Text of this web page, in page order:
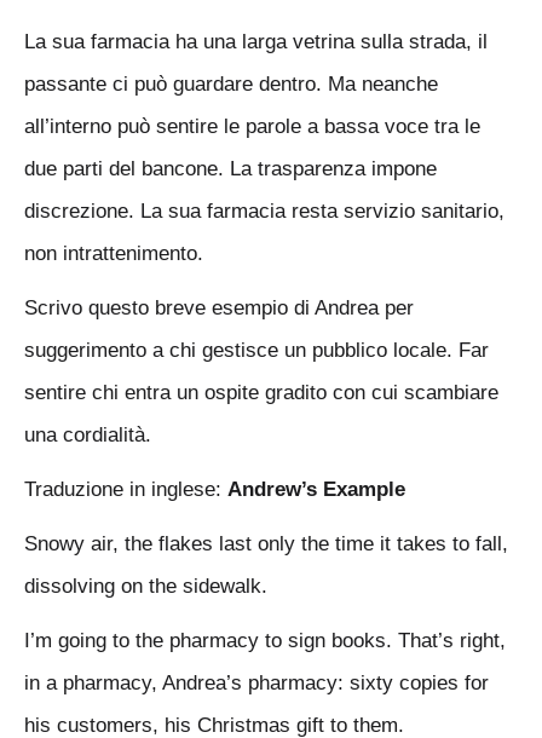
La sua farmacia ha una larga vetrina sulla strada, il
passante ci può guardare dentro. Ma neanche
all’interno può sentire le parole a bassa voce tra le
due parti del bancone. La trasparenza impone
discrezione. La sua farmacia resta servizio sanitario,
non intrattenimento.
Scrivo questo breve esempio di Andrea per
suggerimento a chi gestisce un pubblico locale. Far
sentire chi entra un ospite gradito con cui scambiare
una cordialità.
Traduzione in inglese: Andrew’s Example
Snowy air, the flakes last only the time it takes to fall,
dissolving on the sidewalk.
I’m going to the pharmacy to sign books. That’s right,
in a pharmacy, Andrea’s pharmacy: sixty copies for
his customers, his Christmas gift to them.